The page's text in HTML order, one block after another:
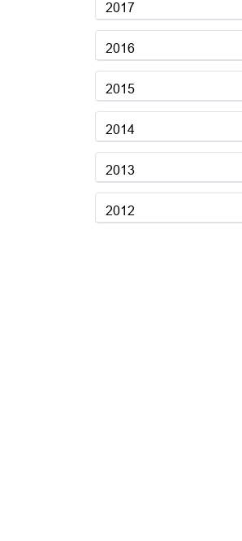
2017
2016
2015
2014
2013
2012